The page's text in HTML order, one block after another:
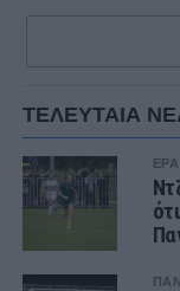
ΤΕΛΕΥΤΑΙΑ